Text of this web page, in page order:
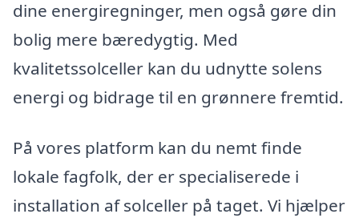
dine energiregninger, men også gøre din
bolig mere bæredygtig. Med
kvalitetssolceller kan du udnytte solens
energi og bidrage til en grønnere fremtid.
På vores platform kan du nemt finde
lokale fagfolk, der er specialiserede i
installation af solceller på taget. Vi hjælper